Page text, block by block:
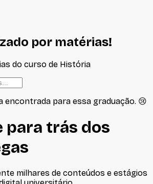
por matérias!
do curso de História
encontrada para essa graduação. 😢
para trás dos
milhares de conteúdos e estágios